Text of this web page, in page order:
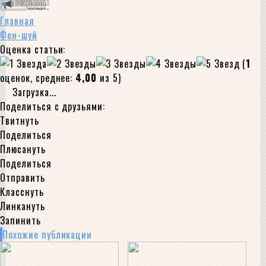
Главная
Фен-шуй
Оценка статьи:
(1
оценок, среднее: 4,00 из 5)
Загрузка...
Поделиться с друзьями:
Твитнуть
Поделиться
Плюсануть
Поделиться
Отправить
Класснуть
Линкануть
Запинить
Похожие публикации